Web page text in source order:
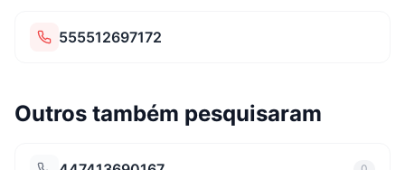
555512697172
Outros também pesquisaram